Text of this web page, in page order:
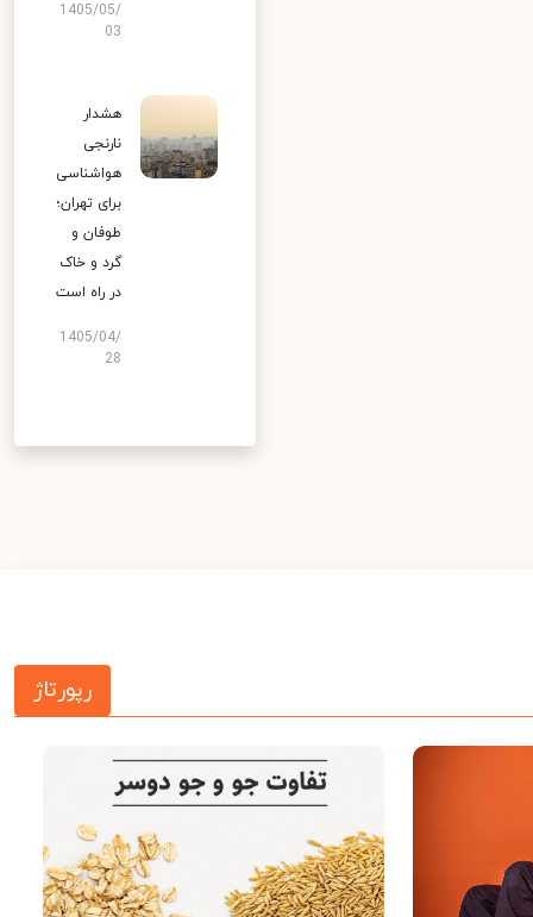
1405/05/
03
هشدار
نارنجی
هواشناسی
برای تهران؛
طوفان و
گرد و خاک
در راه است
1405/04/
28
رپورتاژ